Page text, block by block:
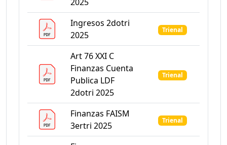
Ingresos 2dotri
2025
Trienal
Art 76 XXI C
Finanzas Cuenta
Publica LDF
2dotri 2025
Trienal
Finanzas FAISM
3ertri 2025
Trienal